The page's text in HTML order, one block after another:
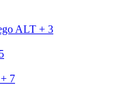
ALT + 3
7